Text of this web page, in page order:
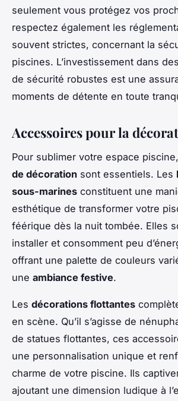
seulement vous protégez vos
respectez également les
souvent strictes, concernant la
piscines. L’investissement dans
de sécurité robustes est une
moments de détente en toute
Accessoires pour la
Pour sublimer votre espace
de décoration sont essentiels. Les
sous-marines constituent une
esthétique de transformer votre
féérique dès la nuit tombée. Elles
installer et consomment peu
offrant une palette de couleurs
une ambiance festive.
Les décorations flottantes
en scène. Qu’il s’agisse de
de statues flottantes, ces
une personnalisation unique et
charme de votre piscine. Ils
ajoutant une dimension ludique à